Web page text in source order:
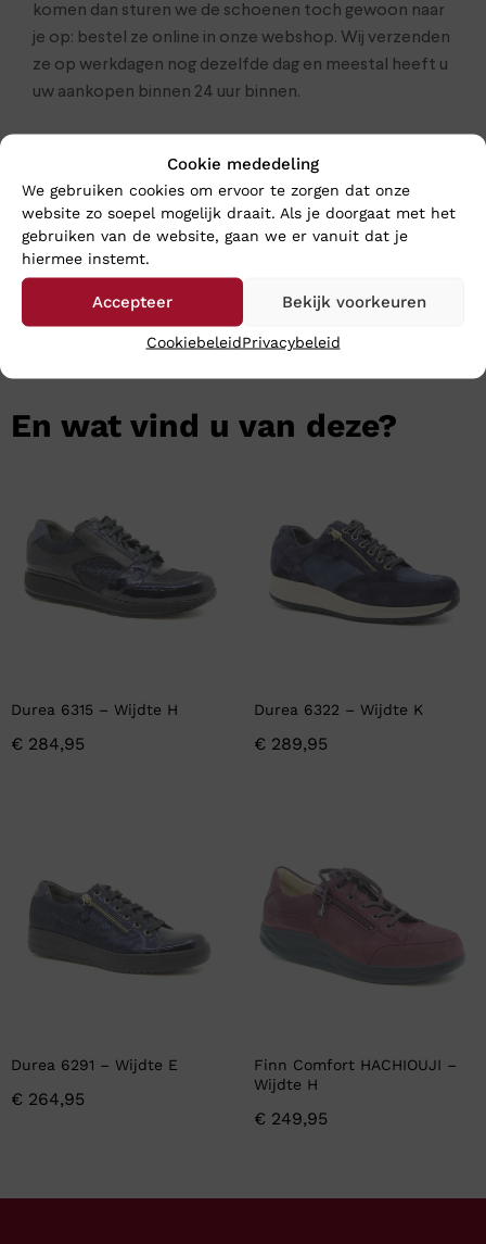
Cookie mededeling
We gebruiken cookies om ervoor te zorgen dat onze
website zo soepel mogelijk draait. Als je doorgaat met het
gebruiken van de website, gaan we er vanuit dat je
hiermee instemt.
Accepteer Bekijk voorkeuren
CookiebeleidPrivacybeleid
komen dan sturen we de schoenen toch gewoon naar
je op: bestel ze online in onze webshop. Wij verzenden
ze op werkdagen nog dezelfde dag en meestal heeft u
uw aankopen binnen 24 uur binnen.
En wat vind u van deze?
Durea 6315 – Wijdte H
€ 284,95
Durea 6322 – Wijdte K
€ 289,95
Durea 6291 – Wijdte E
€ 264,95
Finn Comfort HACHIOUJI –
Wijdte H
€ 249,95